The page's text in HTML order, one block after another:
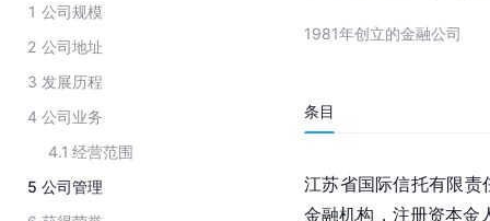
1 公司规模
2 公司地址
3 发展历程
4 公司业务
4.1 经营范围
5 公司管理
1981年创立的金融公司
条目
江苏省国际信托有限责
金融机构，注册资本金